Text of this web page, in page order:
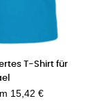
T-Shirt für
15,42 €